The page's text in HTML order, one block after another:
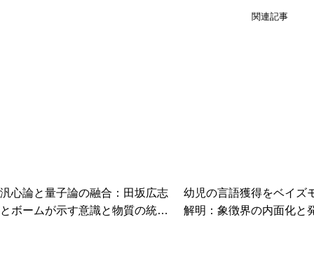
関連記事
汎心論と量子論の融合：田坂広志
とボームが示す意識と物質の統合
幼児の言語獲得をベイズ
解明：象徴界の内面化と